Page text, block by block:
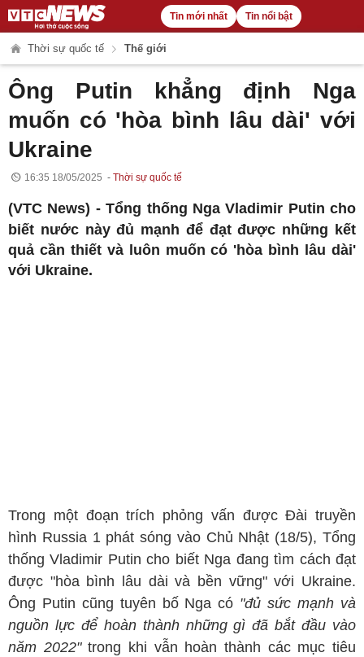
Tin mới nhất Tin nổi bật
Thời sự quốc tế Thế giới
Ông Putin khẳng định Nga
muốn có 'hòa bình lâu dài' với
Ukraine
16:35 18/05/2025 Thời sự quốc tế
(VTC News) -Tổng thống Nga Vladimir Putin cho
biết nước này đủ mạnh để đạt được những kết
quả cần thiết và luôn muốn có 'hòa bình lâu dài'
với Ukraine.
Trong một đoạn trích phỏng vấn được Đài truyền
hình Russia 1 phát sóng vào Chủ Nhật (18/5), Tổng
thống Vladimir Putin cho biết Nga đang tìm cách đạt
được "hòa bình lâu dài và bền vững" với Ukraine.
Ông Putin cũng tuyên bố Nga có "đủ sức mạnh và
nguồn lực để hoàn thành những gì đã bắt đầu vào
năm 2022"trong khi vẫn hoàn thành các mục tiêu